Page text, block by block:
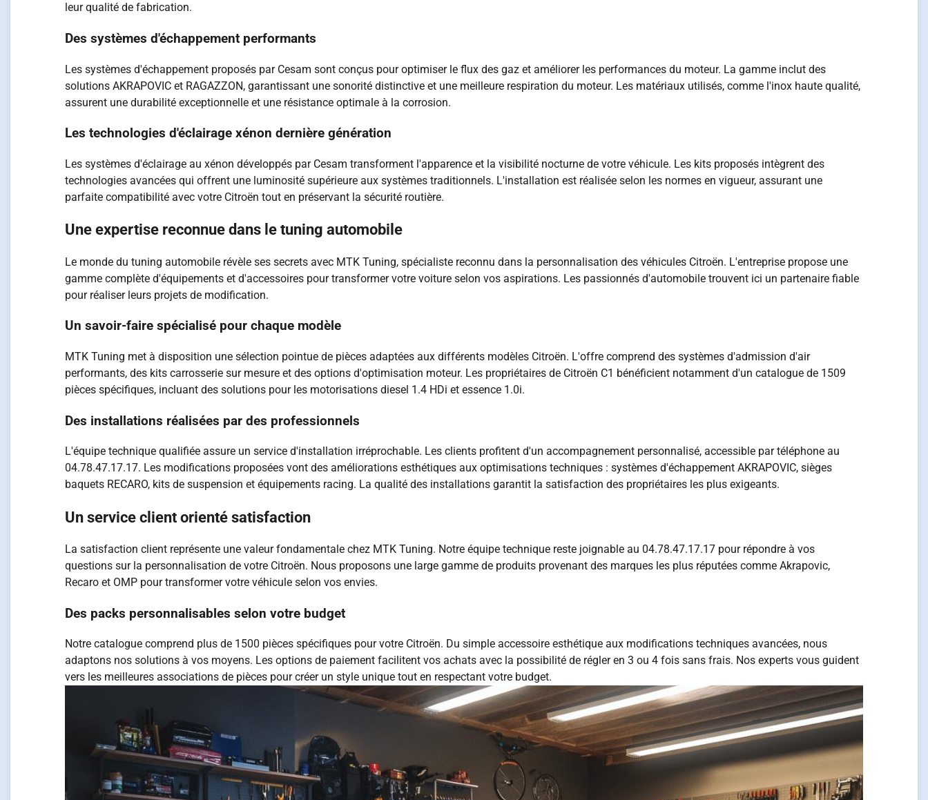
leur qualité de fabrication.
Des systèmes d'échappement performants
Les systèmes d'échappement proposés par Cesam sont conçus pour optimiser le flux des gaz et améliorer les performances du moteur. La gamme inclut des
solutions AKRAPOVIC et RAGAZZON, garantissant une sonorité distinctive et une meilleure respiration du moteur. Les matériaux utilisés, comme l'inox haute qualité,
assurent une durabilité exceptionnelle et une résistance optimale à la corrosion.
Les technologies d'éclairage xénon dernière génération
Les systèmes d'éclairage au xénon développés par Cesam transforment l'apparence et la visibilité nocturne de votre véhicule. Les kits proposés intègrent des
technologies avancées qui offrent une luminosité supérieure aux systèmes traditionnels. L'installation est réalisée selon les normes en vigueur, assurant une
parfaite compatibilité avec votre Citroën tout en préservant la sécurité routière.
Une expertise reconnue dans le tuning automobile
Le monde du tuning automobile révèle ses secrets avec MTK Tuning, spécialiste reconnu dans la personnalisation des véhicules Citroën. L'entreprise propose une
gamme complète d'équipements et d'accessoires pour transformer votre voiture selon vos aspirations. Les passionnés d'automobile trouvent ici un partenaire fiable
pour réaliser leurs projets de modification.
Un savoir-faire spécialisé pour chaque modèle
MTK Tuning met à disposition une sélection pointue de pièces adaptées aux différents modèles Citroën. L'offre comprend des systèmes d'admission d'air
performants, des kits carrosserie sur mesure et des options d'optimisation moteur. Les propriétaires de Citroën C1 bénéficient notamment d'un catalogue de 1509
pièces spécifiques, incluant des solutions pour les motorisations diesel 1.4 HDi et essence 1.0i.
Des installations réalisées par des professionnels
L'équipe technique qualifiée assure un service d'installation irréprochable. Les clients profitent d'un accompagnement personnalisé, accessible par téléphone au
04.78.47.17.17. Les modifications proposées vont des améliorations esthétiques aux optimisations techniques : systèmes d'échappement AKRAPOVIC, sièges
baquets RECARO, kits de suspension et équipements racing. La qualité des installations garantit la satisfaction des propriétaires les plus exigeants.
Un service client orienté satisfaction
La satisfaction client représente une valeur fondamentale chez MTK Tuning. Notre équipe technique reste joignable au 04.78.47.17.17 pour répondre à vos
questions sur la personnalisation de votre Citroën. Nous proposons une large gamme de produits provenant des marques les plus réputées comme Akrapovic,
Recaro et OMP pour transformer votre véhicule selon vos envies.
Des packs personnalisables selon votre budget
Notre catalogue comprend plus de 1500 pièces spécifiques pour votre Citroën. Du simple accessoire esthétique aux modifications techniques avancées, nous
adaptons nos solutions à vos moyens. Les options de paiement facilitent vos achats avec la possibilité de régler en 3 ou 4 fois sans frais. Nos experts vous guident
vers les meilleures associations de pièces pour créer un style unique tout en respectant votre budget.